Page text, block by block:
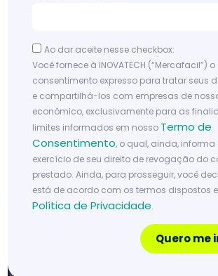
Le
ia
m
ai
s
Ao dar aceite nesse checkbox:
Você fornece à INOVATECH (“Mercafacil”) o
consentimento expresso para tratar seus
e compartilhá-los com empresas de
econômico, exclusivamente para as
limites informados em nosso Termo de
Consentimento, o qual, ainda,
exercício de seu direito de revogação do
prestado. Ainda, para prosseguir, você
está de acordo com os termos dispostos
Política de Privacidade.
Quero me